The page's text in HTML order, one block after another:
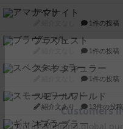
アマナイト
1件の投稿
ブラヴェスト
1件の投稿
スペクタキュラー
1件の投稿
スモールワールド
紹介文あり 13件の投稿
ギャンブラー